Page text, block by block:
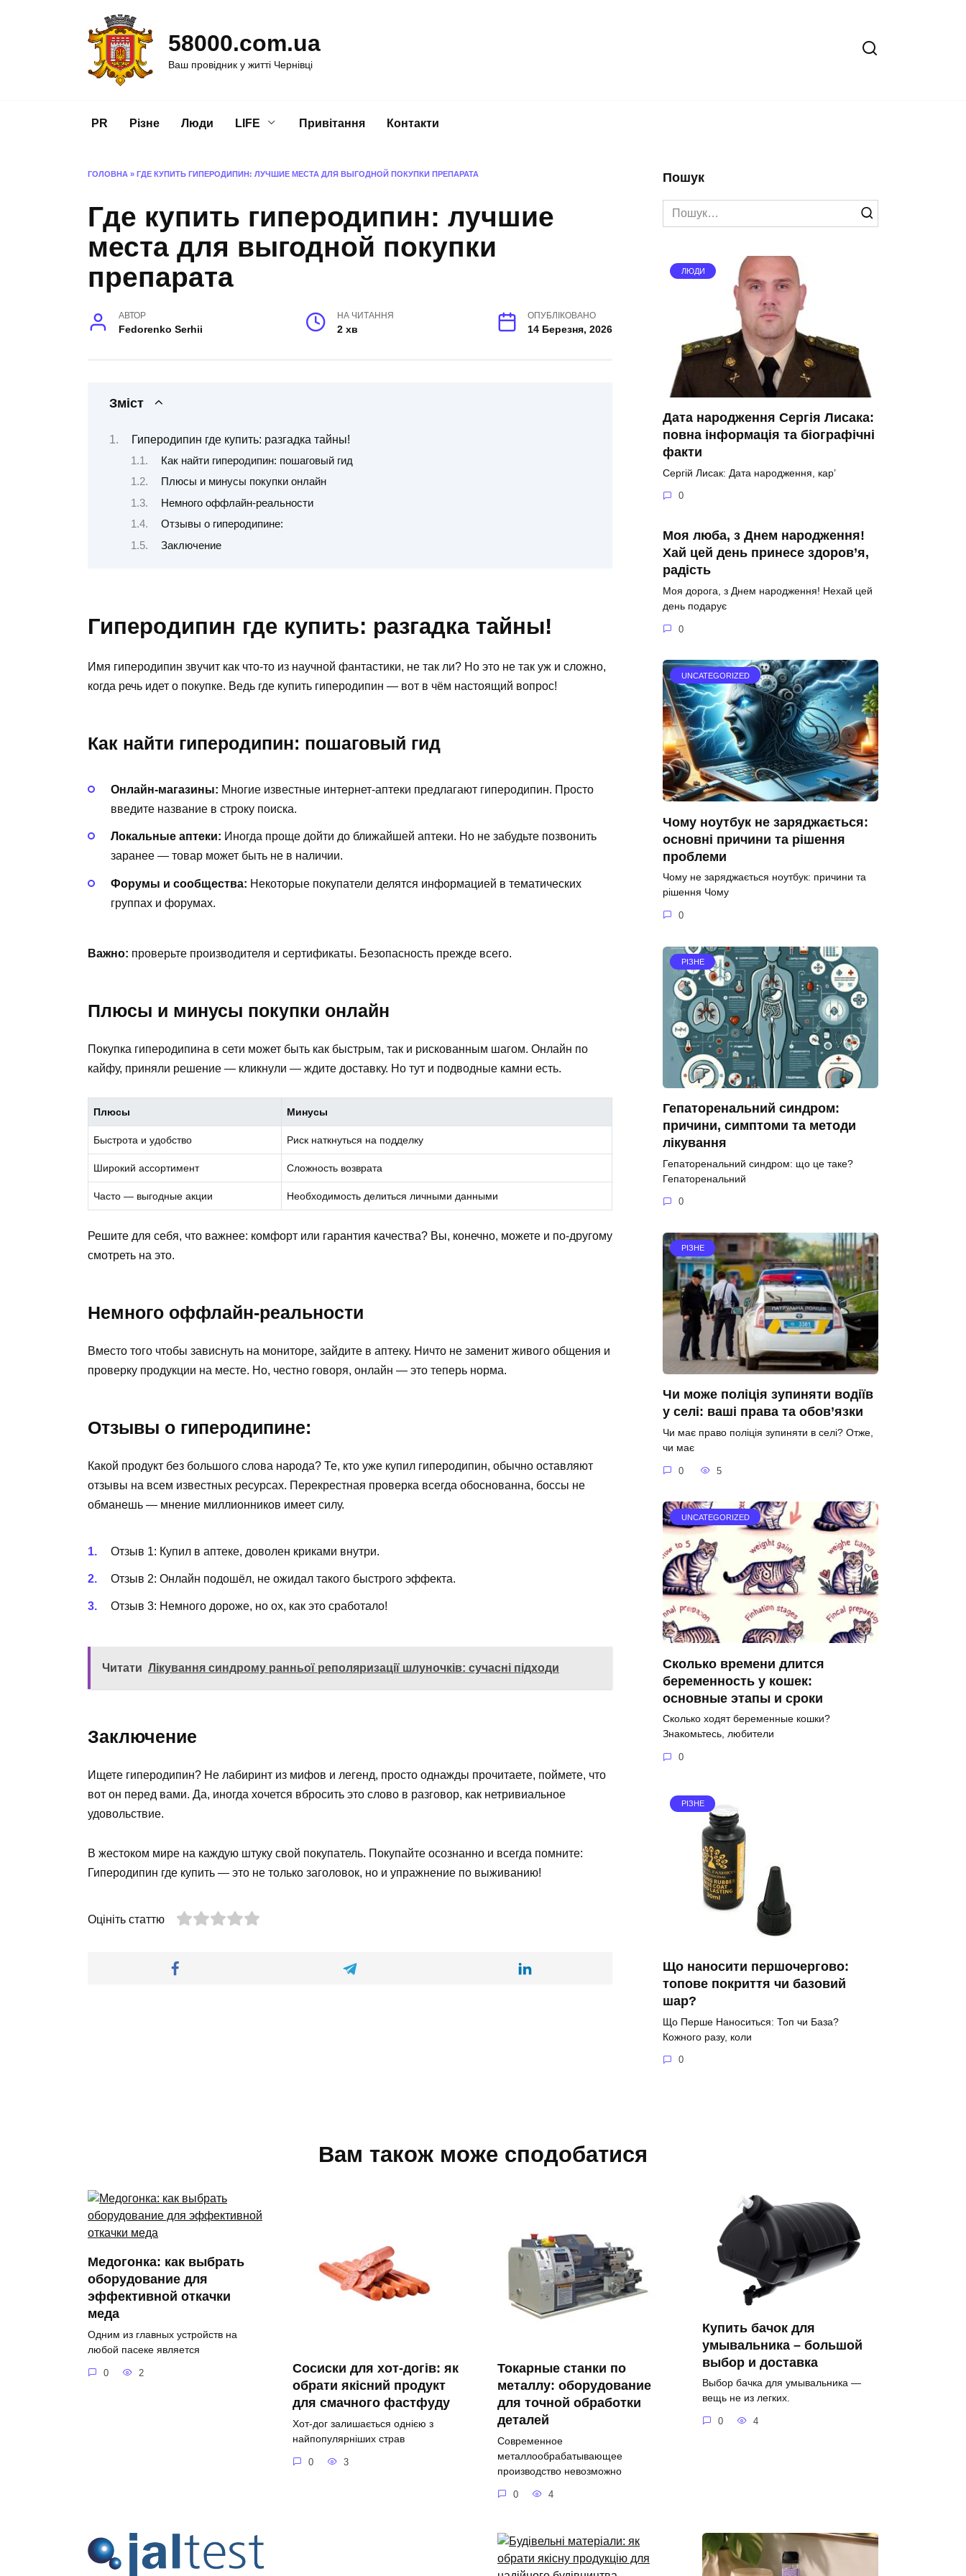
58000.com.ua
Ваш провідник у житті Чернівці
PR Різне Люди LIFE Привітання Контакти
ГОЛОВНА » ГДЕ КУПИТЬ ГИПЕРОДИПИН: ЛУЧШИЕ МЕСТА ДЛЯ ВЫГОДНОЙ ПОКУПКИ ПРЕПАРАТА
Где купить гиперодипин: лучшие
места для выгодной покупки
препарата
АВТОР
Fedorenko Serhii
НА ЧИТАННЯ
2 хв
ОПУБЛІКОВАНО
14 Березня, 2026
Зміст
Гиперодипин где купить: разгадка тайны!
Как найти гиперодипин: пошаговый гид
Плюсы и минусы покупки онлайн
Немного оффлайн-реальности
Отзывы о гиперодипине:
Заключение
Гиперодипин где купить: разгадка тайны!
Имя гиперодипин звучит как что-то из научной фантастики, не так ли? Но это не так уж и сложно,
когда речь идет о покупке. Ведь где купить гиперодипин — вот в чём настоящий вопрос!
Как найти гиперодипин: пошаговый гид
Онлайн-магазины: Многие известные интернет-аптеки предлагают гиперодипин. Просто
введите название в строку поиска.
Локальные аптеки: Иногда проще дойти до ближайшей аптеки. Но не забудьте позвонить
заранее — товар может быть не в наличии.
Форумы и сообщества: Некоторые покупатели делятся информацией в тематических
группах и форумах.
Важно: проверьте производителя и сертификаты. Безопасность прежде всего.
Плюсы и минусы покупки онлайн
Покупка гиперодипина в сети может быть как быстрым, так и рискованным шагом. Онлайн по
кайфу, приняли решение — кликнули — ждите доставку. Но тут и подводные камни есть.
Плюсы Минусы
Быстрота и удобство Риск наткнуться на подделку
Широкий ассортимент Сложность возврата
Часто — выгодные акции Необходимость делиться личными данными
Решите для себя, что важнее: комфорт или гарантия качества? Вы, конечно, можете и по-другому
смотреть на это.
Немного оффлайн-реальности
Вместо того чтобы зависнуть на мониторе, зайдите в аптеку. Ничто не заменит живого общения и
проверку продукции на месте. Но, честно говоря, онлайн — это теперь норма.
Отзывы о гиперодипине:
Какой продукт без большого слова народа? Те, кто уже купил гиперодипин, обычно оставляют
отзывы на всем известных ресурсах. Перекрестная проверка всегда обоснованна, боссы не
обманешь — мнение миллионников имеет силу.
Отзыв 1: Купил в аптеке, доволен криками внутри.
Отзыв 2: Онлайн подошёл, не ожидал такого быстрого эффекта.
Отзыв 3: Немного дороже, но ох, как это сработало!
Читати Лікування синдрому ранньої реполяризації шлуночків: сучасні підходи
Заключение
Ищете гиперодипин? Не лабиринт из мифов и легенд, просто однажды прочитаете, поймете, что
вот он перед вами. Да, иногда хочется вбросить это слово в разговор, как нетривиальное
удовольствие.
В жестоком мире на каждую штуку свой покупатель. Покупайте осознанно и всегда помните:
Гиперодипин где купить — это не только заголовок, но и упражнение по выживанию!
Оцініть статтю
Пошук
Search
for:
ЛЮДИ
Дата народження Сергія Лисака:
повна інформація та біографічні
факти
Сергій Лисак: Дата народження, кар’
0
Моя люба, з Днем народження!
Хай цей день принесе здоров’я,
радість
Моя дорога, з Днем народження! Нехай цей
день подарує
0
UNCATEGORIZED
Чому ноутбук не заряджається:
основні причини та рішення
проблеми
Чому не заряджається ноутбук: причини та
рішення Чому
0
РІЗНЕ
Гепаторенальний синдром:
причини, симптоми та методи
лікування
Гепаторенальний синдром: що це таке?
Гепаторенальний
0
РІЗНЕ
Чи може поліція зупиняти водіїв
у селі: ваші права та обов’язки
Чи має право поліція зупиняти в селі? Отже,
чи має
0 5
UNCATEGORIZED
Сколько времени длится
беременность у кошек:
основные этапы и сроки
Сколько ходят беременные кошки?
Знакомьтесь, любители
0
РІЗНЕ
Що наносити першочергово:
топове покриття чи базовий
шар?
Що Перше Наноситься: Топ чи База?
Кожного разу, коли
0
Вам також може сподобатися
Медогонка: как выбрать
оборудование для
эффективной откачки
меда
Одним из главных устройств на
любой пасеке является
0 2
Сосиски для хот-догів: як
обрати якісний продукт
для смачного фастфуду
Хот-дог залишається однією з
найпопулярніших страв
0 3
Токарные станки по
металлу: оборудование
для точной обработки
деталей
Современное
металлообрабатывающее
производство невозможно
0 4
Купить бачок для
умывальника – большой
выбор и доставка
Выбор бачка для умывальника —
вещь не из легких.
0 4